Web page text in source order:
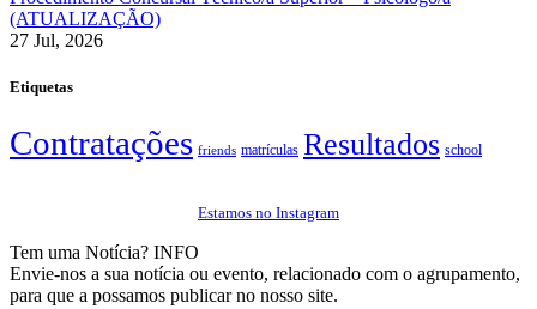
(ATUALIZAÇÃO)
27 Jul, 2026
Etiquetas
Contratações friends matrículas Resultados school
Estamos no Instagram
Tem uma Notícia? INFO
Envie-nos a sua notícia ou evento, relacionado com o agrupamento,
para que a possamos publicar no nosso site.